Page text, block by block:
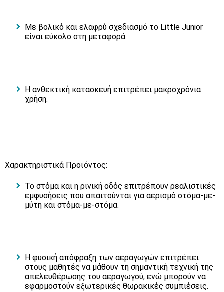
Με βολικό και ελαφρύ σχεδιασμό το Little Junior
είναι εύκολο στη μεταφορά.
Η ανθεκτική κατασκευή επιτρέπει μακροχρόνια
χρήση.
Χαρακτηριστικά Προϊόντος:
Το στόμα και η ρινική οδός επιτρέπουν ρεαλιστικές
εμφυσήσεις που απαιτούνται για αερισμό στόμα-με-
μύτη και στόμα-με-στόμα.
Η φυσική απόφραξη των αεραγωγών επιτρέπει
στους μαθητές να μάθουν τη σημαντική τεχνική της
απελευθέρωσης του αεραγωγού, ενώ μπορούν να
εφαρμοστούν εξωτερικές θωρακικές συμπιέσεις.